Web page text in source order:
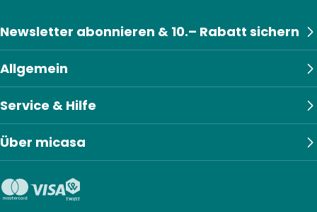
Allgemein
Service & Hilfe
Über micasa
Newsletter abonnieren & 10.– Rabatt sichern